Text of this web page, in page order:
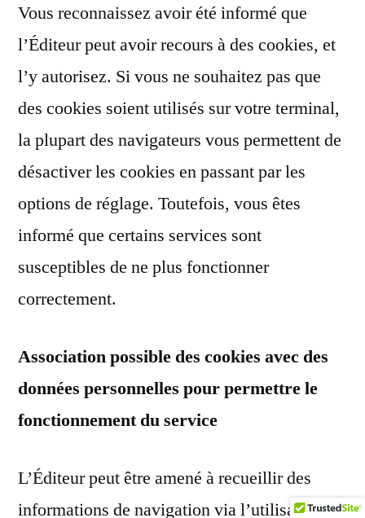
Vous reconnaissez avoir été informé que
l’Éditeur peut avoir recours à des cookies, et
l’y autorisez. Si vous ne souhaitez pas que
des cookies soient utilisés sur votre terminal,
la plupart des navigateurs vous permettent de
désactiver les cookies en passant par les
options de réglage. Toutefois, vous êtes
informé que certains services sont
susceptibles de ne plus fonctionner
correctement.
Association possible des cookies avec des
données personnelles pour permettre le
fonctionnement du service
L’Éditeur peut être amené à recueillir des
informations de navigation via l’utilisation de